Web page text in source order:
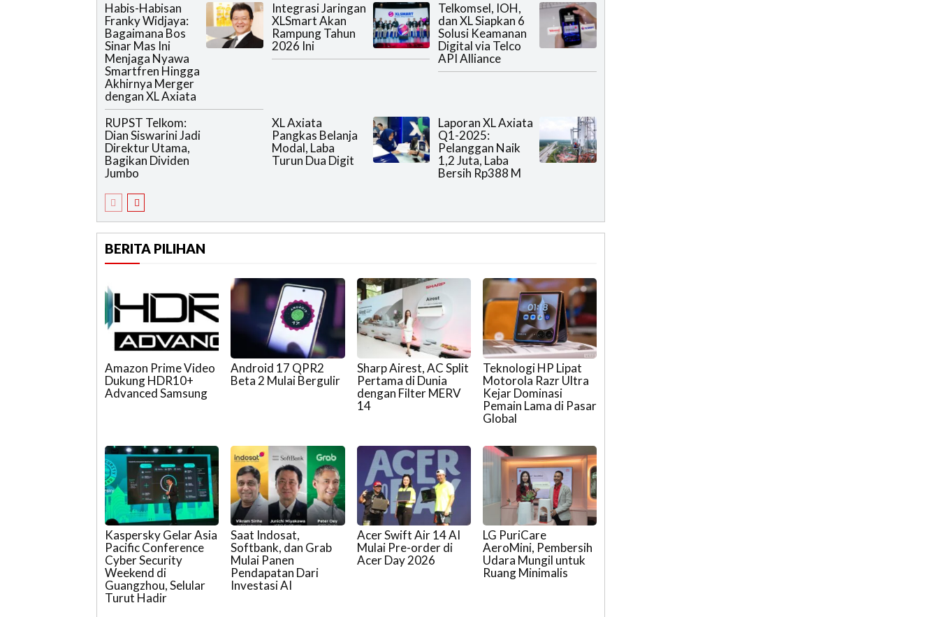
Habis-Habisan
Franky Widjaya:
Bagaimana Bos
Sinar Mas Ini
Menjaga Nyawa
Smartfren Hingga
Akhirnya Merger
dengan XL Axiata
Integrasi Jaringan
XLSmart Akan
Rampung Tahun
2026 Ini
Telkomsel, IOH,
dan XL Siapkan 6
Solusi Keamanan
Digital via Telco
API Alliance
RUPST Telkom:
Dian Siswarini Jadi
Direktur Utama,
Bagikan Dividen
Jumbo
XL Axiata
Pangkas Belanja
Modal, Laba
Turun Dua Digit
Laporan XL Axiata
Q1-2025:
Pelanggan Naik
1,2 Juta, Laba
Bersih Rp388 M
BERITA PILIHAN
Amazon Prime Video
Dukung HDR10+
Advanced Samsung
Android 17 QPR2
Beta 2 Mulai Bergulir
Sharp Airest, AC Split
Pertama di Dunia
dengan Filter MERV
14
Teknologi HP Lipat
Motorola Razr Ultra
Kejar Dominasi
Pemain Lama di Pasar
Global
Kaspersky Gelar Asia
Pacific Conference
Cyber Security
Weekend di
Guangzhou, Selular
Turut Hadir
Saat Indosat,
Softbank, dan Grab
Mulai Panen
Pendapatan Dari
Investasi AI
Acer Swift Air 14 AI
Mulai Pre-order di
Acer Day 2026
LG PuriCare
AeroMini, Pembersih
Udara Mungil untuk
Ruang Minimalis